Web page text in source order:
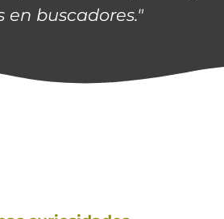
en buscadores."